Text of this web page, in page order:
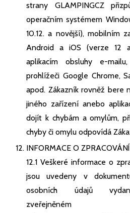
strany GLAMPINGCZ
operačním systémem
10.12. a novější), mobilním
Android a iOS (verze 12
aplikacím obsluhy e-
prohlížeči Google Chrome,
apod. Zákazník rovněž bere
jiného zařízení anebo
dojít k chybám a omylům,
chyby či omylu odpovídá
INFORMACE O
12.1 Veškeré informace o
jsou uvedeny v
osobních údajů